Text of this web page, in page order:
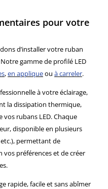
pour votre
d’installer votre ruban
gamme de profilé LED
,en appliqueou à carreler.
à votre éclairage,
la dissipation thermique,
rubans LED. Chaque
disponible en plusieurs
permettant de
vos préférences et de créer
rapide, facile et sans abîmer